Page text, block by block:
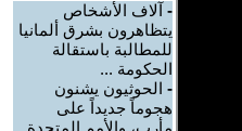
- آلاف الأشخاص
يتظاهرون بشرق ألمانيا
للمطالبة باستقالة
الحكومة ...
- الحوثيون يشنون
هجوماً جديداً على
مأرب، والأمم المتحدة